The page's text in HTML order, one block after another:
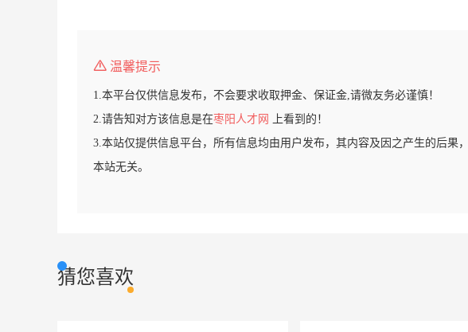
温馨提示
1.本平台仅供信息发布，不会要求收取押金、保证金,请微友务必谨慎！
2.请告知对方该信息是在枣阳人才网
上看到的！
3.本站仅提供信息平台，所有信息均由用户发布，其内容及因之产生的后果
本站无关。
猜您喜欢